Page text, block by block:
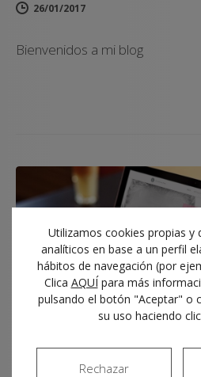
26/01/2017
Bienvenidos a mi blog
NOTICIAS
Utilizamos cookies propias y
analíticos en base a un perfil
hábitos de navegación (por
Clica AQUÍpara más
pulsando el botón "Aceptar" o
su uso haciendo
Rechazar